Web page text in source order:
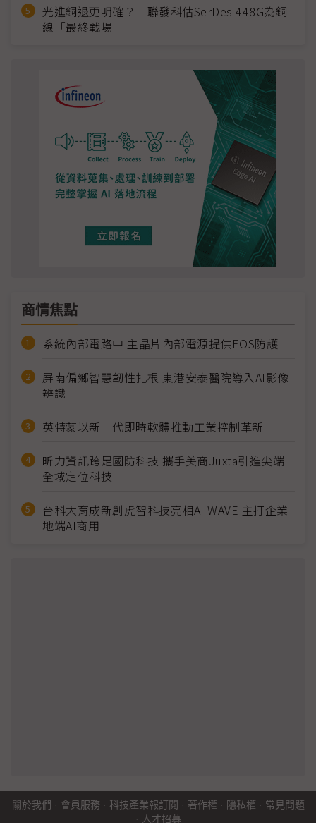
光進銅退更明確？ 聯發科估SerDes 448G為銅
線「最終戰場」
商情焦點
系統內部電路中 主晶片內部電源提供EOS防護
屏南偏鄉智慧韌性扎根 東港安泰醫院導入AI影像
辨識
英特蒙以新一代即時軟體推動工業控制革新
昕力資訊跨足國防科技 攜手美商Juxta引進尖端
全域定位科技
台科大育成新創虎智科技亮相AI WAVE 主打企業
地端AI商用
關於我們 · 會員服務 · 科技產業報訂閱 · 著作權 · 隱私權 · 常見問題
· 人才招募